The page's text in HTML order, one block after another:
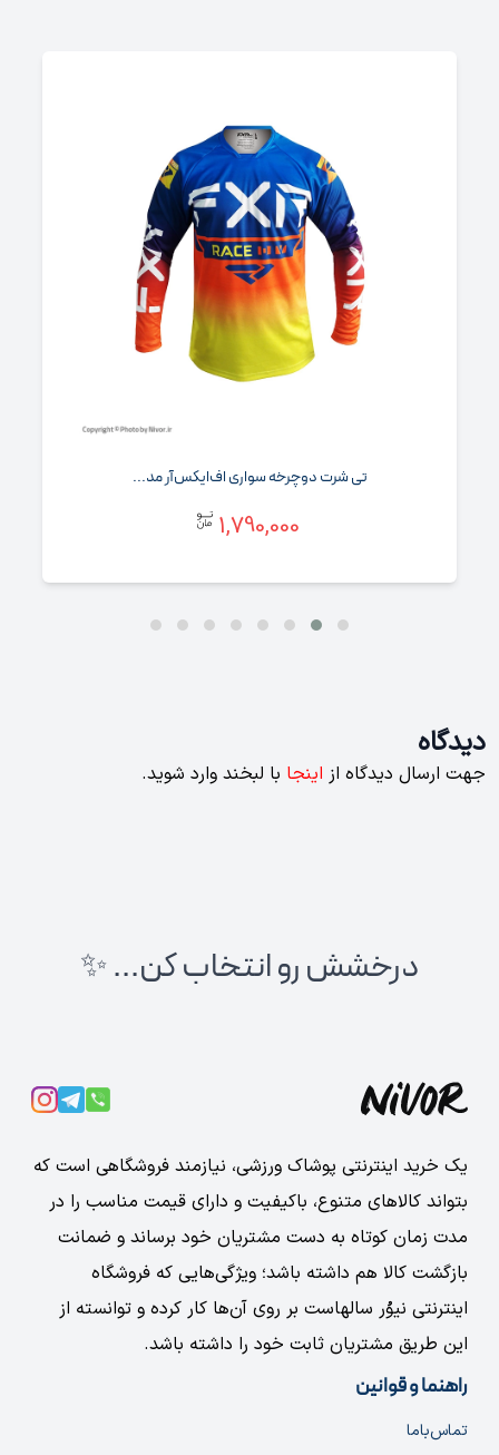
تی‌ شرت دوچرخه‌ سواری اف‌ایکس‌آر مد...
1,790,000
دیدگاه
جهت ارسال دیدگاه از اینجا با لبخند وارد شوید.
درخشش رو انتخاب کن... ✨
یک خرید اینترنتی پوشاک ورزشی، نیازمند فروشگاهی است که
بتواند کالاهای متنوع، باکیفیت و دارای قیمت مناسب را در
مدت زمان کوتاه به دست مشتریان خود برساند و ضمانت
بازگشت کالا هم داشته باشد؛ ویژگی‌هایی که فروشگاه
اینترنتی نیوُر سالهاست بر روی آن‌ها کار کرده و توانسته از
این طریق مشتریان ثابت خود را داشته باشد.
راهنما و قوانین
تماس‌با‌ما